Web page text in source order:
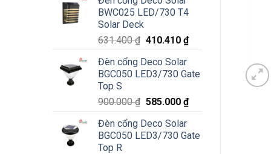
BWC025 LED/730 T4
Solar Deck
631.400₫ Giá
là:
631.400 ₫.
410.410 ₫Giá
là:
Đèn cổng Deco Solar
BGC050 LED3/730 Gate
Top S
900.000₫ Giá
là:
900.000 ₫.
585.000 ₫Giá
là:
Đèn cổng Deco Solar
BGC050 LED3/730 Gate
Top R